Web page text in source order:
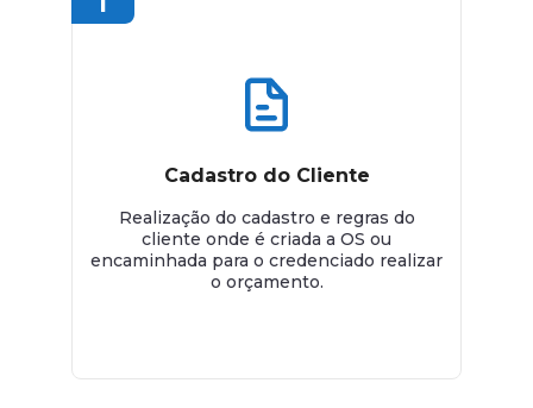
Cadastro do Cliente
Realização do cadastro e regras do
cliente onde é criada a OS ou
encaminhada para o credenciado realizar
o orçamento.